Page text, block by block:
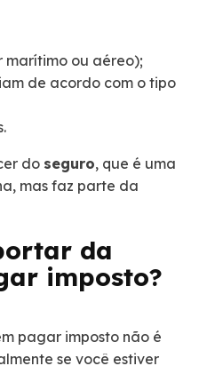
marítimo ou aéreo);
de acordo com o tipo
do seguro, que é uma
mas faz parte da
da
imposto?
pagar imposto não é
se você estiver